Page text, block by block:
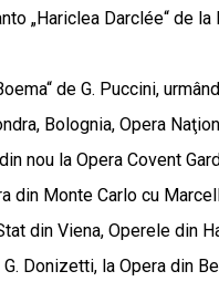
„Hariclea Darclée“ de la
de G. Puccini,
Bolognia, Opera
nou la Opera Covent
Monte Carlo cu
din Viena, Operele din
la Opera din